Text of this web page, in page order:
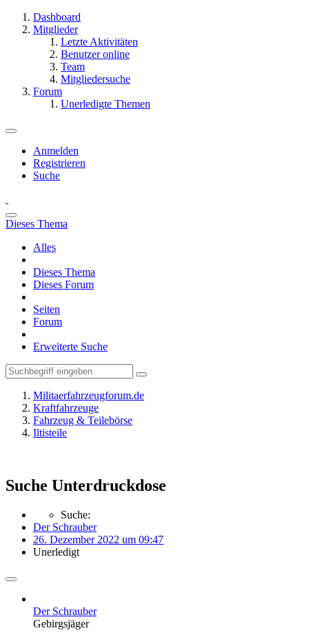
Dashboard
Mitglieder
Letzte Aktivitäten
Benutzer online
Team
Mitgliedersuche
Forum
Unerledigte Themen
Anmelden
Registrieren
Suche
Dieses Thema
Alles
Dieses Thema
Dieses Forum
Seiten
Forum
Erweiterte Suche
Militaerfahrzeugforum.de
Kraftfahrzeuge
Fahrzeug & Teilebörse
Iltisteile
Suche Unterdruckdose
Suche:
Der Schrauber
26. Dezember 2022 um 09:47
Unerledigt
Der Schrauber
Gebirgsjäger